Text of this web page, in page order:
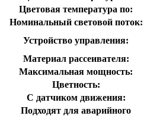
Цветовая температура по:
Номинальный световой поток:
Устройство управления:
Материал рассеивателя:
Максимальная мощность:
Цветность:
С датчиком движения:
Подходят для аварийного